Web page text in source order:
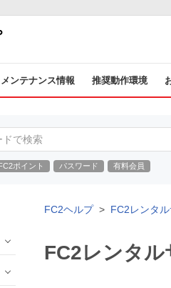
ンテナンス情報 推奨動作環境
ポイント パスワード 有料会員
FC2ヘルプ FC2レンタ
FC2レンタ